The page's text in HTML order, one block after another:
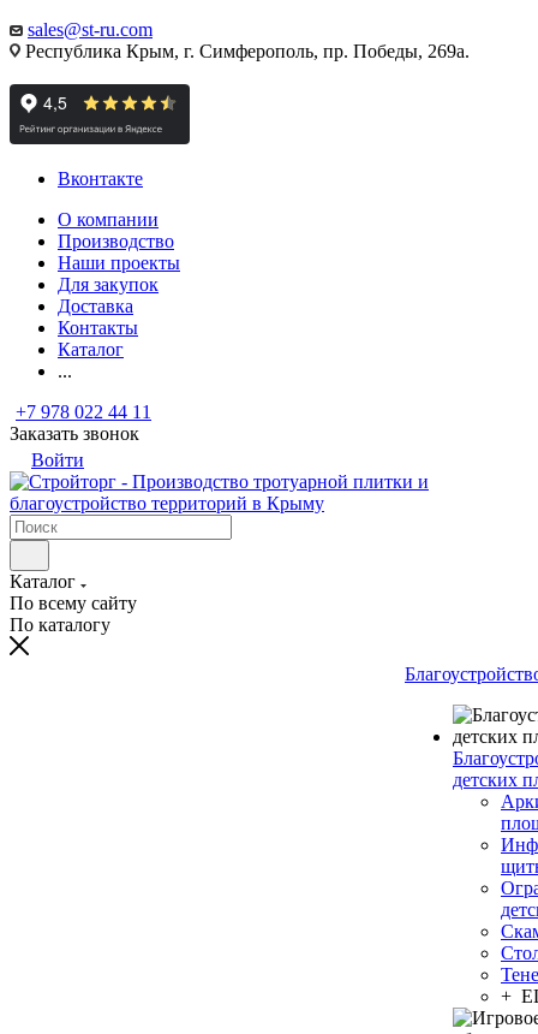
sales@st-ru.com
Республика Крым, г. Симферополь, пр. Победы, 269а.
Вконтакте
О компании
Производство
Наши проекты
Для закупок
Доставка
Контакты
Каталог
...
+7 978 022 44 11
Заказать звонок
Войти
Каталог
По всему сайту
По каталогу
детских
+